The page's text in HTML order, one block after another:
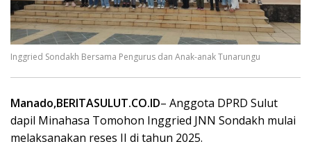
Inggried Sondakh Bersama Pengurus dan Anak-anak Tunarungu
Manado,BERITASULUT.CO.ID– Anggota DPRD Sulut
dapil Minahasa Tomohon Inggried JNN Sondakh mulai
melaksanakan reses II di tahun 2025.